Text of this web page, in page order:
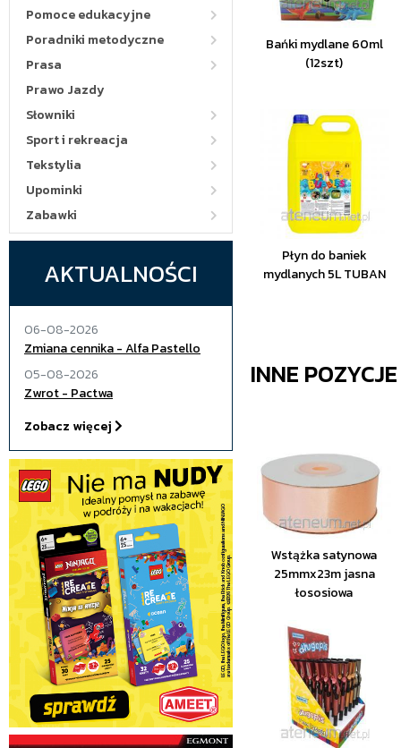
Pomoce edukacyjne
Poradniki metodyczne
Prasa
Prawo Jazdy
Słowniki
Sport i rekreacja
Tekstylia
Upominki
Zabawki
AKTUALNOŚCI
06-08-2026
Zmiana cennika - Alfa Pastello
05-08-2026
Zwrot - Pactwa
Zobacz więcej
Bańki mydlane 60ml
(12szt)
Płyn do baniek
mydlanych 5L TUBAN
INNE
Wstążka satynowa
25mmx23m jasna
łososiowa